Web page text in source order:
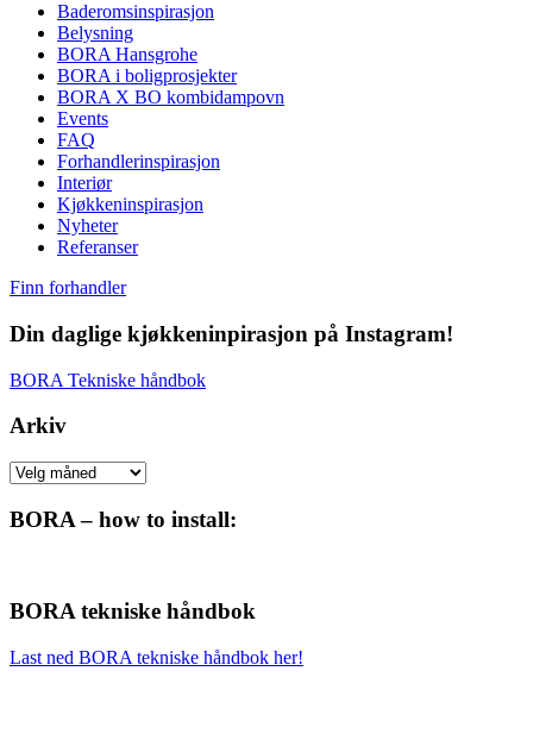
Baderomsinspirasjon
Belysning
BORA Hansgrohe
BORA i boligprosjekter
BORA X BO kombidampovn
Events
FAQ
Forhandlerinspirasjon
Interiør
Kjøkkeninspirasjon
Nyheter
Referanser
Finn forhandler
Din daglige kjøkkeninpirasjon på Instagram!
BORA Tekniske håndbok
Arkiv
Arkiv
BORA – how to install:
BORA tekniske håndbok
Last ned BORA tekniske håndbok her!